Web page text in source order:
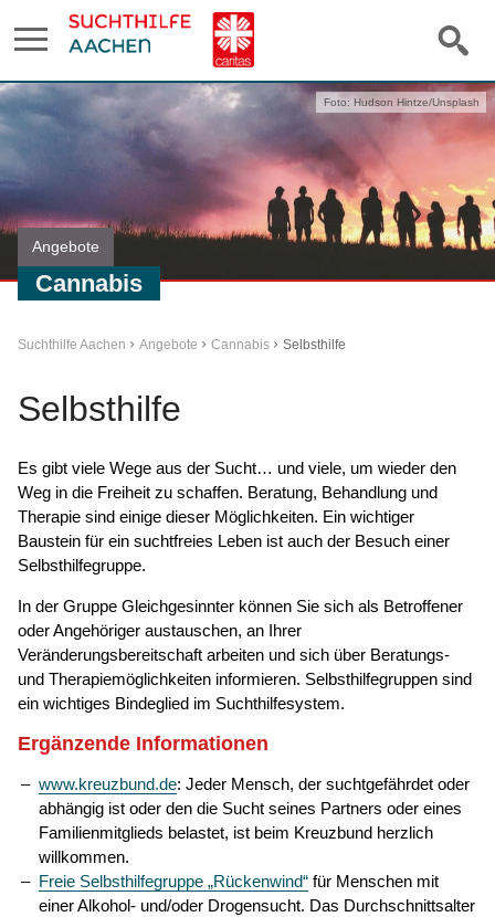
Angebote
Cannabis
Foto: Hudson Hintze/Unsplash
Suchthilfe Aachen Angebote Cannabis Selbsthilfe
Selbsthilfe
Es gibt viele Wege aus der Sucht… und viele, um wieder den
Weg in die Freiheit zu schaffen. Beratung, Behandlung und
Therapie sind einige dieser Möglichkeiten. Ein wichtiger
Baustein für ein suchtfreies Leben ist auch der Besuch einer
Selbsthilfegruppe.
In der Gruppe Gleichgesinnter können Sie sich als Betroffener
oder Angehöriger austauschen, an Ihrer
Veränderungsbereitschaft arbeiten und sich über Beratungs-
und Therapiemöglichkeiten informieren. Selbsthilfegruppen sind
ein wichtiges Bindeglied im Suchthilfesystem.
Ergänzende Informationen
www.kreuzbund.de: Jeder Mensch, der suchtgefährdet oder
abhängig ist oder den die Sucht seines Partners oder eines
Familienmitglieds belastet, ist beim Kreuzbund herzlich
willkommen.
Freie Selbsthilfegruppe „Rückenwind“ für Menschen mit
einer Alkohol- und/oder Drogensucht. Das Durchschnittsalter